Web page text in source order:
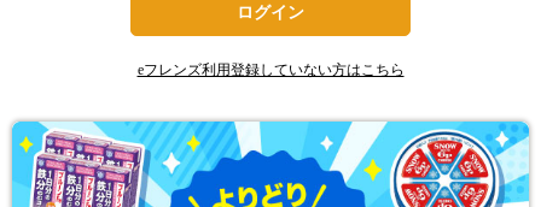
ログイン
eフレンズ利用登録していない方はこちら